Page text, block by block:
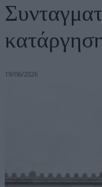
19/06/2026